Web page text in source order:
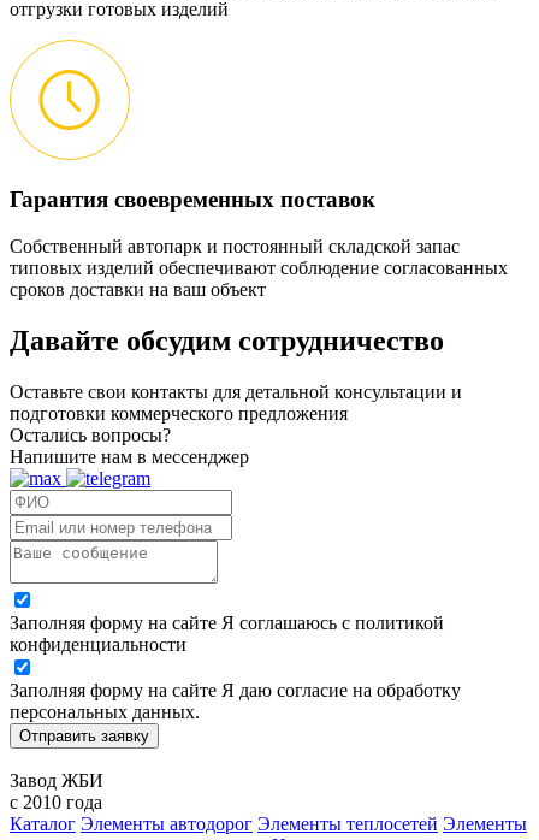
отгрузки готовых изделий
Гарантия своевременных поставок
Собственный автопарк и постоянный складской запас
типовых изделий обеспечивают соблюдение согласованных
сроков доставки на ваш объект
Давайте обсудим сотрудничество
Оставьте свои контакты для детальной консультации и
подготовки коммерческого предложения
Остались вопросы?
Напишите нам в мессенджер
Заполняя форму на сайте Я соглашаюсь с политикой
конфиденциальности
Заполняя форму на сайте Я даю согласие на обработку
персональных данных.
Отправить заявку
Завод ЖБИ
с 2010 года
Каталог Элементы автодорог Элементы теплосетей Элементы